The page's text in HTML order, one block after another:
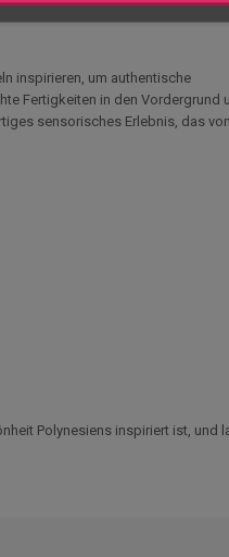
inspirieren, um authentische
Fertigkeiten in den Vordergrund
sensorisches Erlebnis, das von
Polynesiens inspiriert ist,